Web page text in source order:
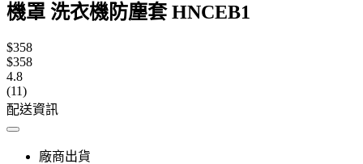
機罩 洗衣機防塵套 HNCEB1
$358
$358
4.8
(11)
配送資訊
廠商出貨